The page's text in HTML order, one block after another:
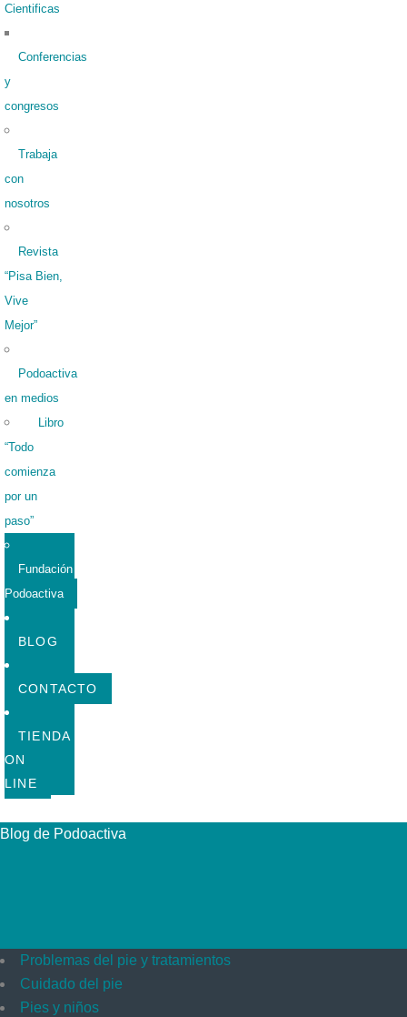
Cientificas
Conferencias
y
congresos
Trabaja
con
nosotros
Revista
“Pisa Bien,
Vive
Mejor”
Podoactiva
en medios
Libro
“Todo
comienza
por un
paso”
Fundación
Podoactiva
BLOG
CONTACTO
TIENDA
ON
LINE
Blog de Podoactiva
Problemas del pie y tratamientos
Cuidado del pie
Pies y niños